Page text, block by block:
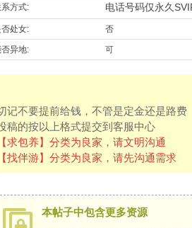
方式: 电话号码仅永久
处女: 否
异地: 可
记不要提前给钱，不管是定金还是路费
稿的按以上格式提交到客服中心
【求包养】分类为良家，请文明沟通
【找伴游】分类为良家，请先沟通需求
本帖子中包含更多资源